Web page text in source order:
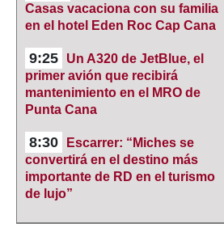
Casas vacaciona con su familia
en el hotel Eden Roc Cap Cana
9:25
Un A320 de JetBlue, el
primer avión que recibirá
mantenimiento en el MRO de
Punta Cana
8:30
Escarrer: “Miches se
convertirá en el destino más
importante de RD en el turismo
de lujo”